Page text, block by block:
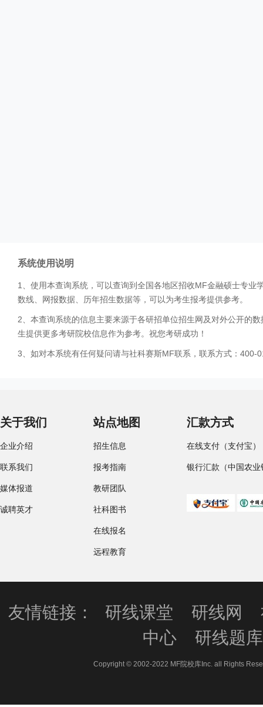
系统使用说明
1、使用本查询系统，可以查询到全国各地区招收MF金融硕士专
数线、网报数据、历年招生数据等，可以为考生报考提供参考。
2、本查询系统的信息主要来源于各研招单位招生网及对外公开的
生提供更多考研院校信息作为参考。祝您考研成功！
3、如对本系统有任何疑问请与社科赛斯MF联系，联系方式：400-
关于我们
企业介绍
联系我们
媒体报道
诚聘英才
站点地图
招生信息
报考指南
教研团队
社科图书
在线报名
远程教育
汇款方式
在线支付（支付宝）
银行汇款（中国农业
友情链接： 研线课堂 研线网
中心
研线题库
Copyright © 2002-2022 MF院校库Inc. all Rights